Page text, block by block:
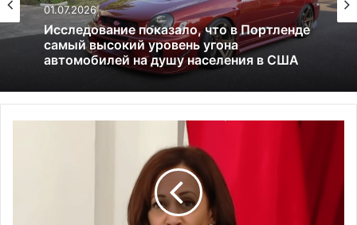
Все новости
01.07.2026
Исследование показало, что в Портленде
самый высокий уровень угона
автомобилей на душу населения в США
25.10.2025
Чтение: 6 мощных причин читать перед
сном каждый день